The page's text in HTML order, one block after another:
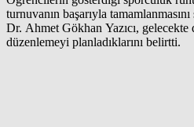
turnuvanın başarıyla
Dr. Ahmet Gökhan Yazıcı,
düzenlemeyi planladıklarını belirtti.